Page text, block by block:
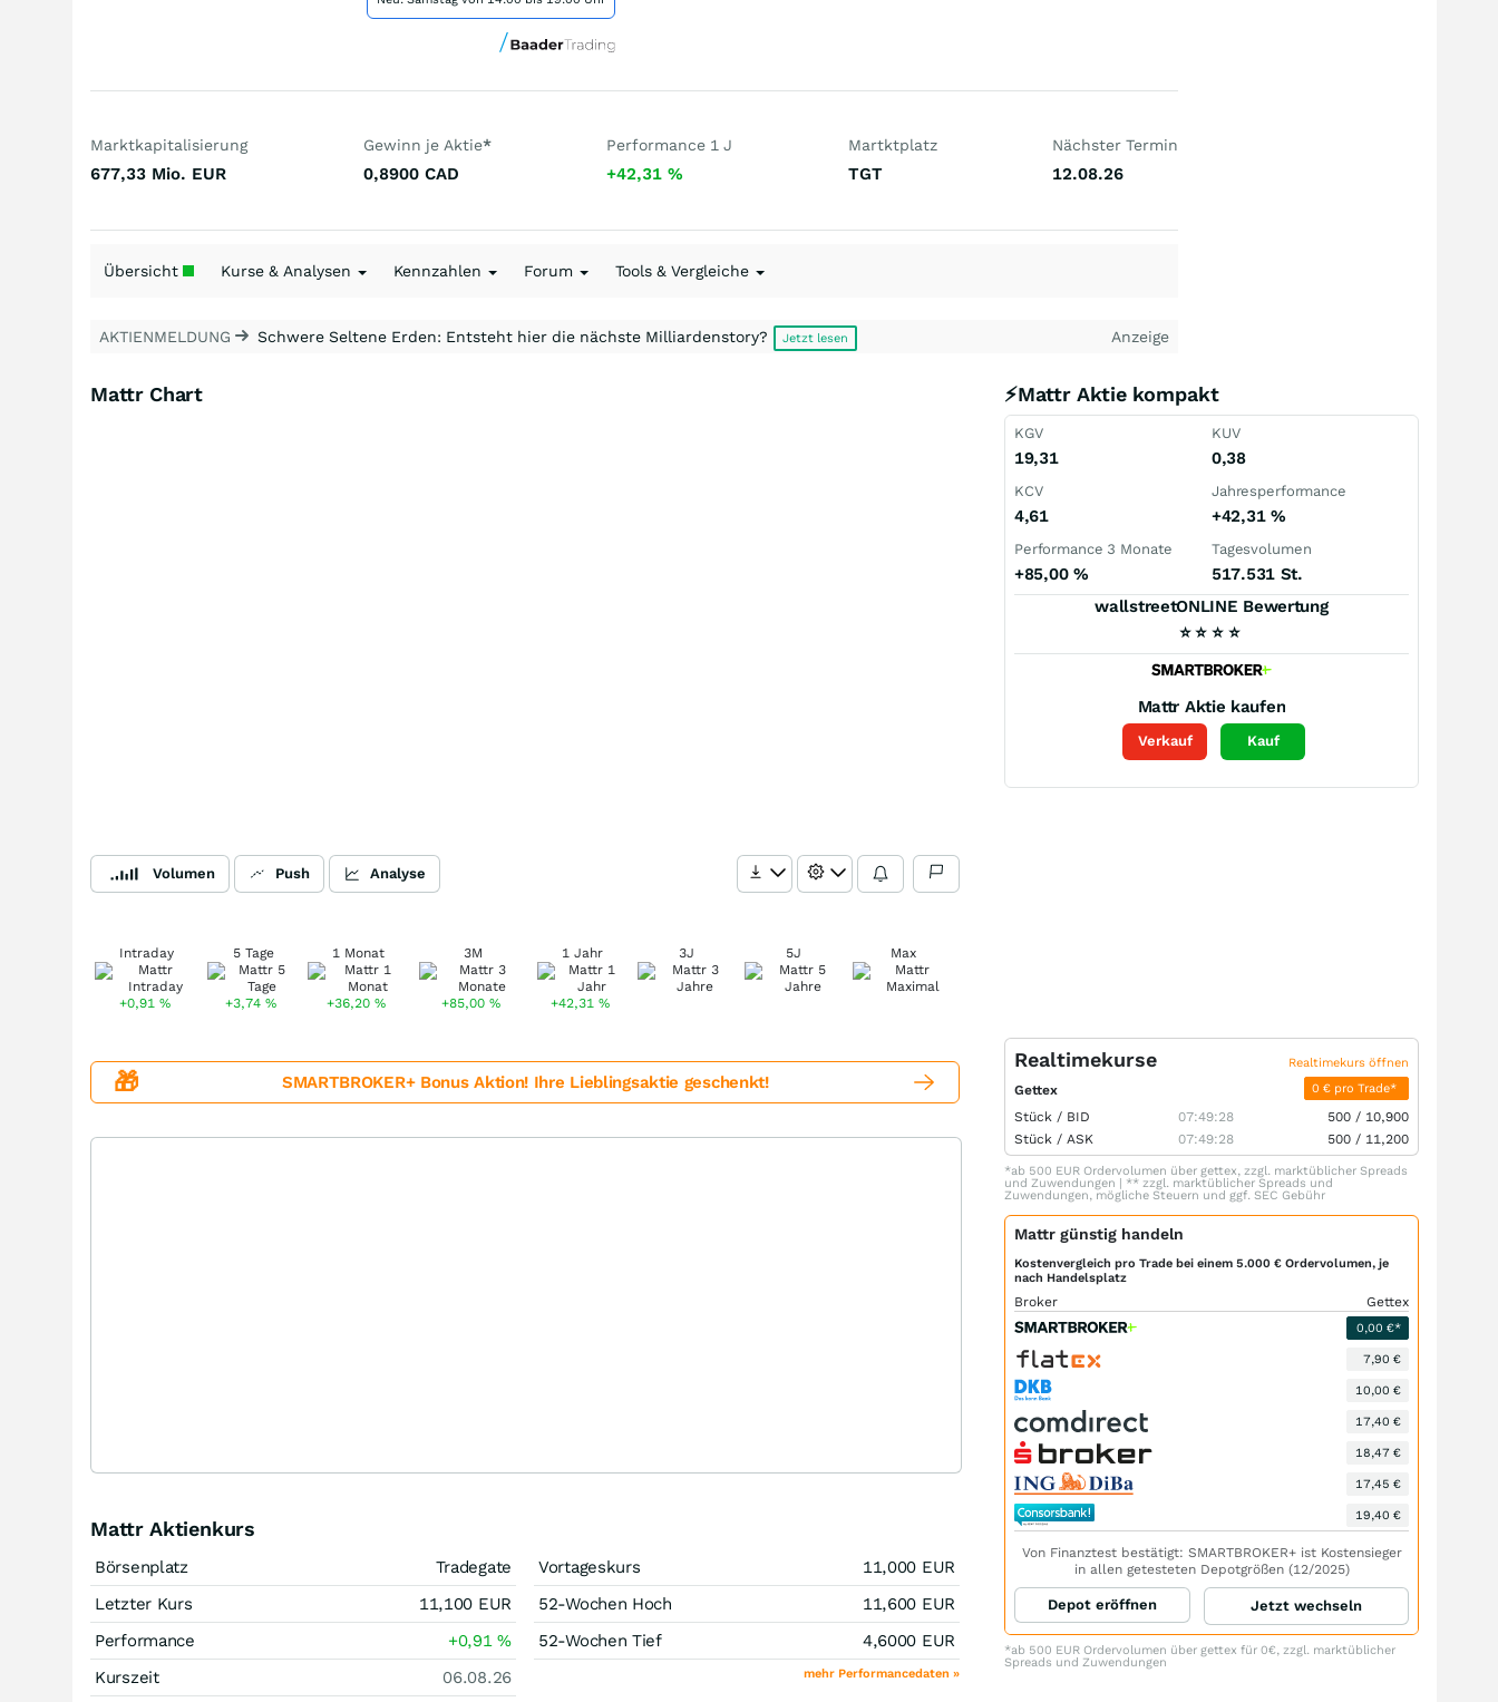
Marktkapitalisierung
677,33 Mio. EUR
Gewinn je Aktie*
0,8900 CAD
Performance 1 J
+42,31 %
Martktplatz
TGT
Nächster Termin
12.08.26
Übersicht Kurse & Analysen Kennzahlen Forum Tools & Vergleiche
AKTIENMELDUNG Schwere Seltene Erden: Entsteht hier die nächste Milliardenstory? Jetzt lesen Anzeige
Mattr Chart
Volumen Push Analyse
Intraday
+0,91 %
5 Tage
+3,74%
1 Monat
+36,20%
3M
+85,00%
1 Jahr
+42,31%
3J 5J Max
⚡Mattr Aktie kompakt
KGV
19,31
KUV
0,38
KCV
4,61
Jahresperformance
+42,31 %
Performance 3 Monate
+85,00 %
Tagesvolumen
517.531 St.
wallstreetONLINE Bewertung
⭐ ⭐ ⭐ ⭐
Mattr Aktie kaufen
Verkauf Kauf
🎁 SMARTBROKER+ Bonus Aktion! Ihre Lieblingsaktie geschenkt!
Mattr Aktienkurs
Börsenplatz
Tradegate
Letzter Kurs
11,100 EUR
Performance
+0,91%
Kurszeit
06.08.26
Vortageskurs 11,000 EUR
52-Wochen Hoch
11,600 EUR
52-Wochen Tief
4,6000 EUR
mehr Performancedaten »
Realtimekurse Realtimekurs öffnen
Gettex 0 € pro Trade*
Stück / BID 07:49:28 500 / 10,900
Stück / ASK 07:49:28 500 / 11,200
*ab 500 EUR Ordervolumen über gettex, zzgl. marktüblicher Spreads
und Zuwendungen | ** zzgl. marktüblicher Spreads und
Zuwendungen, mögliche Steuern und ggf. SEC Gebühr
Mattr günstig handeln
Kostenvergleich pro Trade bei einem 5.000 € Ordervolumen, je
nach Handelsplatz
Broker Gettex
0,00 €*
7,90 €
10,00 €
17,40 €
18,47 €
17,45 €
19,40 €
Von Finanztest bestätigt: SMARTBROKER+ ist Kostensieger
in allen getesteten Depotgrößen (12/2025)
Depot eröffnen Jetzt wechseln
*ab 500 EUR Ordervolumen über gettex für 0€, zzgl. marktüblicher
Spreads und Zuwendungen